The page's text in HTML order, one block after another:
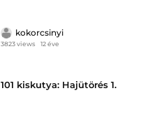
kokorcsinyi
3823 views 12 éve
101 kiskutya: Hajütörés 1.